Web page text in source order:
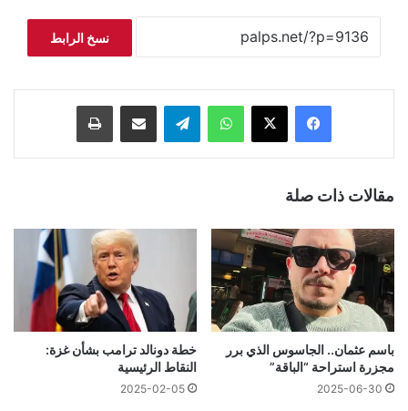
نسخ الرابط
فيسبوك ‫X واتساب تيلقرام مشاركة عبر البريد طباعة
مقالات ذات صلة
باسم عثمان.. الجاسوس الذي برر
مجزرة استراحة “الباقة”
2025-06-30
خطة دونالد ترامب بشأن غزة:
النقاط الرئيسية
2025-02-05